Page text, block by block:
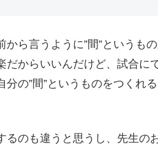
ら言うように”間”というも
からいいんだけど、試合に
の”間”というものをつくれ
のも違うと思うし、先生の